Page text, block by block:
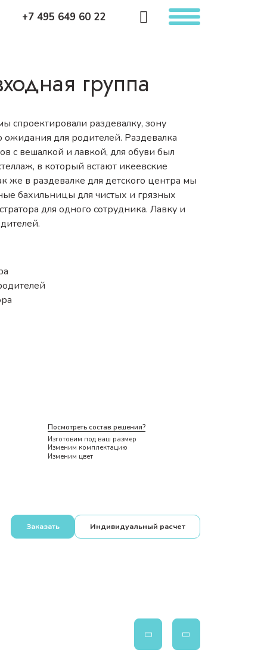
+7 495 649 60 22
группа
спроектировали раздевалку, зону
для родителей. Раздевалка
с вешалкой и лавкой, для обуви был
в который встают икеевские
же в раздевалке для детского центра мы
бахильницы для чистых и грязных
для одного сотрудника. Лавку и
Посмотреть состав решения?
Изготовим под ваш размер
Изменим комплектацию
Изменим цвет
Заказать Индивидуальный расчет